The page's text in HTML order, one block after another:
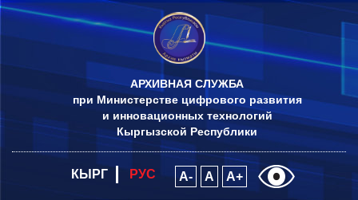
АРХИВНАЯ СЛУЖБА
при Министерстве цифрового развития
и инновационных технологий
Кыргызской Республики
КЫРГ РУС A- A A+